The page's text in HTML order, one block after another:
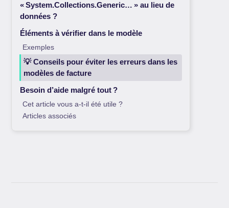
« System.Collections.Generic… » au lieu de
données ?
Éléments à vérifier dans le modèle
Exemples
💡 Conseils pour éviter les erreurs dans les
modèles de facture
Besoin d’aide malgré tout ?
Cet article vous a-t-il été utile ?
Articles associés